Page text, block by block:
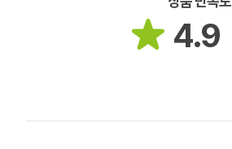
4.9